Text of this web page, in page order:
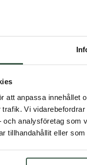
att anpassa innehållet
Vi
och analysföretag
tillhandahållit eller
Ekonomipack 2x100k
Garden